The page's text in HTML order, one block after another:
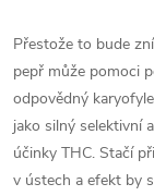
Přestože to bude
pepř může pomoci
odpovědný
jako silný selektivní
účinky THC. Stačí
v ústech a efekt by